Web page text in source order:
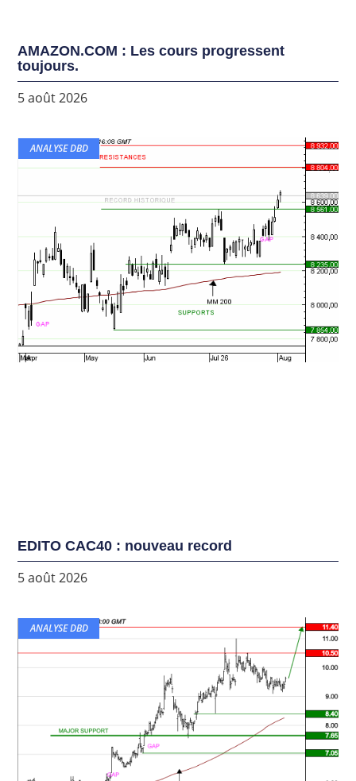
AMAZON.COM : Les cours progressent
toujours.
5 août 2026
ANALYSE DBD
EDITO CAC40 : nouveau record
5 août 2026
ANALYSE DBD